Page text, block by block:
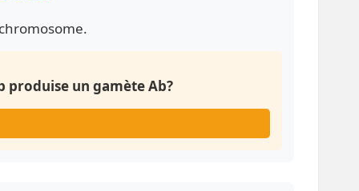
produise un gamète Ab?